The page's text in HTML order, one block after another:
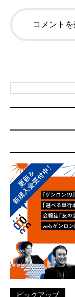
コメント
ピックアップ